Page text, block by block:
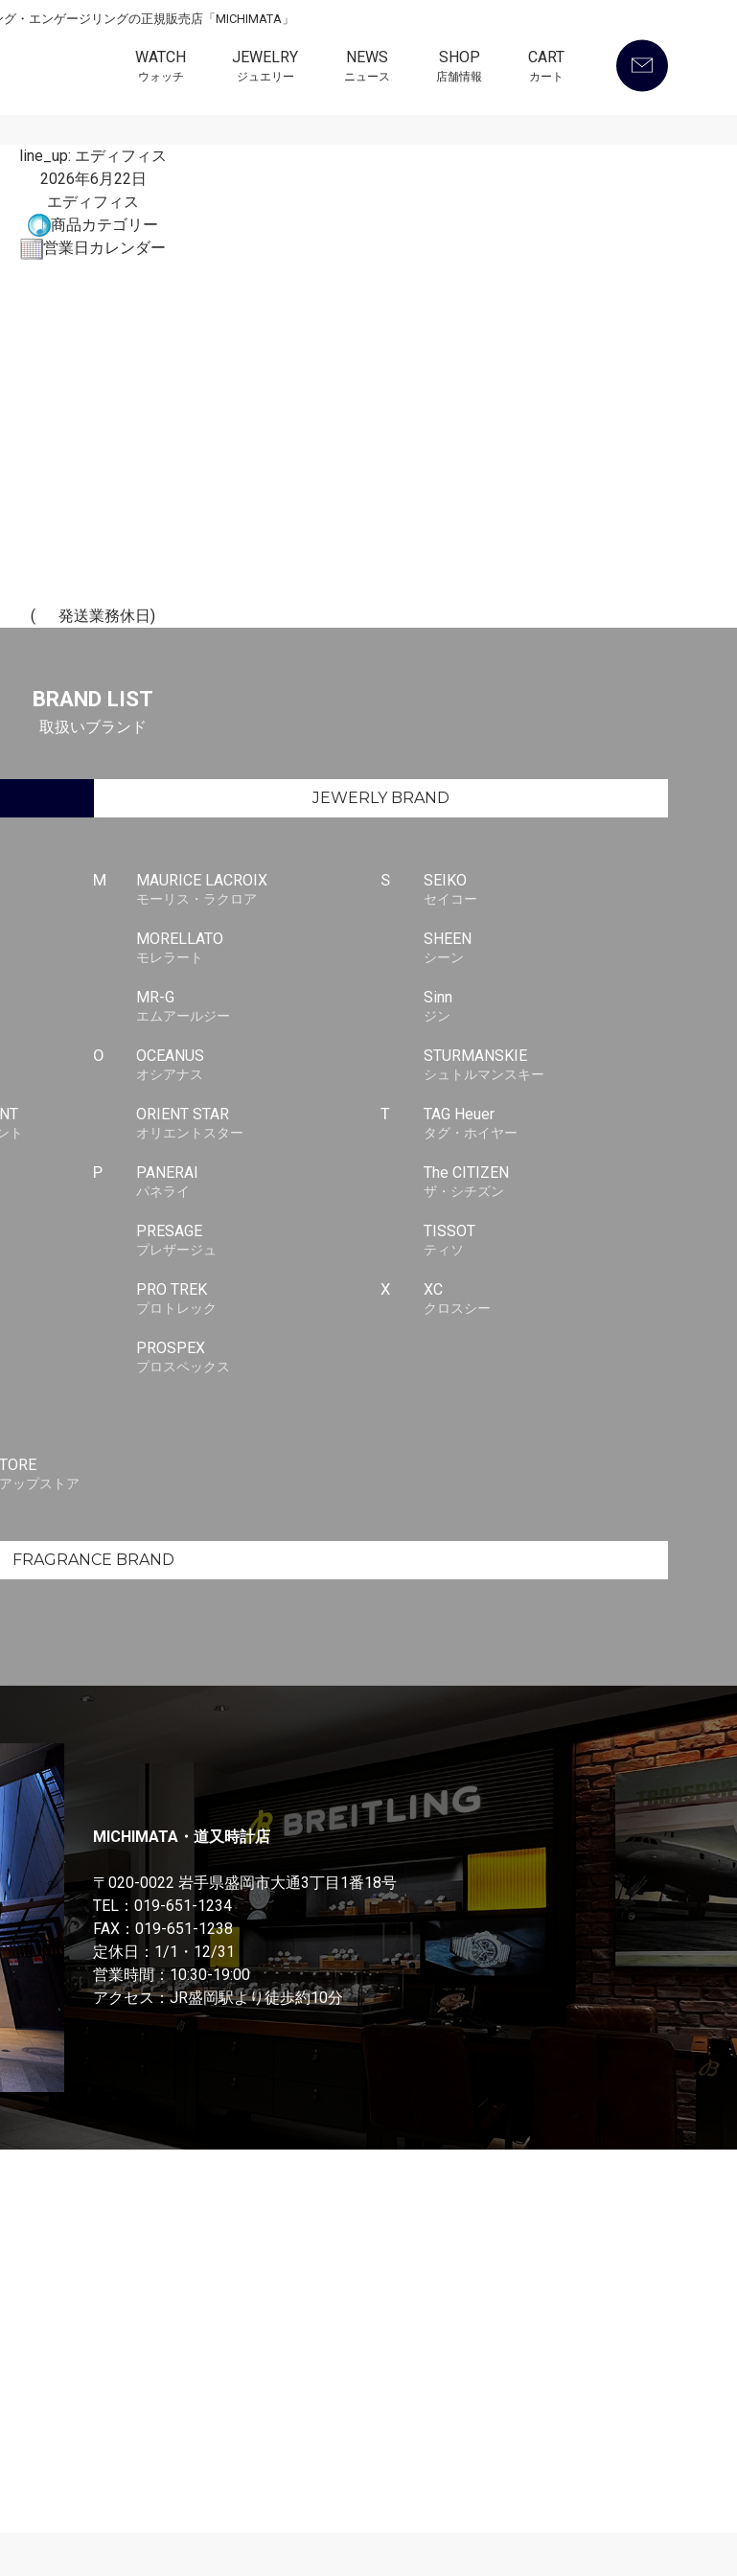
・エンゲージリングの正規販売店「MICHIMATA」
WATCH
ウォッチ
JEWELRY
ジュエリー
NEWS
ニュース
SHOP
店舗情報
CART
カート
line_up: エディフィス
2026年6月22日
エディフィス
商品カテゴリー
営業日カレンダー
(
発送業務休日)
BRAND LIST
取扱いブランド
JEWERLYBRAND
ト
ップストア
M MAURICE LACROIX
モーリス・ラクロア
MORELLATO
モレラート
MR-G
エムアールジー
O OCEANUS
オシアナス
ORIENT STAR
オリエントスター
P PANERAI
パネライ
PRESAGE
プレザージュ
PRO TREK
プロトレック
PROSPEX
プロスペックス
S SEIKO
セイコー
SHEEN
シーン
Sinn
ジン
STURMANSKIE
シュトルマンスキー
T TAG Heuer
タグ・ホイヤー
The CITIZEN
ザ・シチズン
TISSOT
ティソ
X XC
クロスシー
FRAGRANCE BRAND
MICHIMATA・道又時計店
〒020-0022 岩手県盛岡市大通3丁目1番18号
TEL： 019-651-1234
FAX：019-651-1238
定休日：1/1・12/31
営業時間：10:30-19:00
アクセス：JR盛岡駅より徒歩約10分